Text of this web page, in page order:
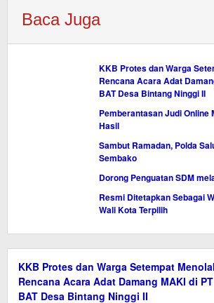
Baca Juga
KKB Protes dan Warga
Rencana Acara Adat
BAT Desa Bintang Ninggi II
Pemberantasan Judi Online
Hasil
Sambut Ramadan, Polda
Sembako
Dorong Penguatan SDM
Resmi Ditetapkan Sebagai
Wali Kota Terpilih
KKB Protes dan Warga Setempat
Rencana Acara Adat Damang MAKI di PT
BAT Desa Bintang Ninggi II